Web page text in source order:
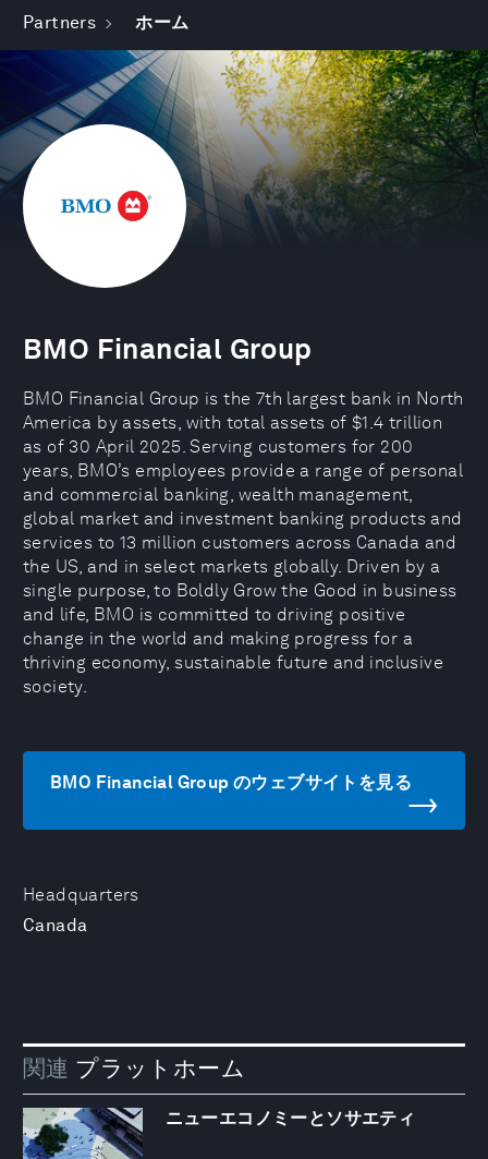
Partners ホーム
Headquarters
Canada
BMO Financial Group
BMO Financial Group is the 7th largest bank in North
America by assets, with total assets of $1.4 trillion
as of 30 April 2025. Serving customers for 200
years, BMO’s employees provide a range of personal
and commercial banking, wealth management,
global market and investment banking products and
services to 13 million customers across Canada and
the US, and in select markets globally. Driven by a
single purpose, to Boldly Grow the Good in business
and life, BMO is committed to driving positive
change in the world and making progress for a
thriving economy, sustainable future and inclusive
society.
BMO Financial Group のウェブサイトを見る
関連 プラットホーム
ニューエコノミーとソサエティ